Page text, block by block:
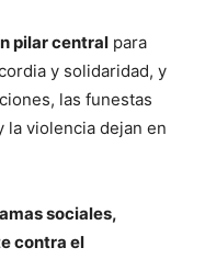
pilar central para
y solidaridad, y
las funestas
violencia dejan en
sociales,
contra el